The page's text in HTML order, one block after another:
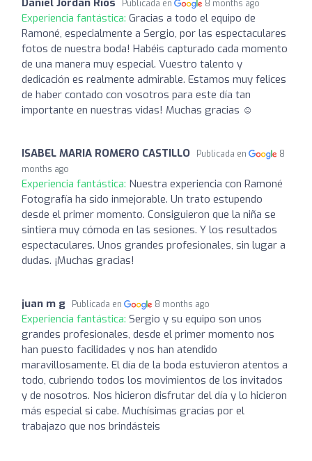
Publicada en 8 months ago
Experiencia fantástica: Gracias a todo el equipo de
Ramoné, especialmente a Sergio, por las espectaculares
fotos de nuestra boda! Habéis capturado cada momento
de una manera muy especial. Vuestro talento y
dedicación es realmente admirable. Estamos muy felices
de haber contado con vosotros para este día tan
importante en nuestras vidas! Muchas gracias ☺️
ISABEL MARIA ROMERO CASTILLO Publicada en
8
months ago
Experiencia fantástica: Nuestra experiencia con Ramoné
Fotografía ha sido inmejorable. Un trato estupendo
desde el primer momento. Consiguieron que la niña se
sintiera muy cómoda en las sesiones. Y los resultados
espectaculares. Unos grandes profesionales, sin lugar a
dudas. ¡Muchas gracias!
juan m g Publicada en 8 months ago
Experiencia fantástica: Sergio y su equipo son unos
grandes profesionales, desde el primer momento nos
han puesto facilidades y nos han atendido
maravillosamente. El día de la boda estuvieron atentos a
todo, cubriendo todos los movimientos de los invitados
y de nosotros. Nos hicieron disfrutar del día y lo hicieron
más especial si cabe. Muchísimas gracias por el
trabajazo que nos brindásteis